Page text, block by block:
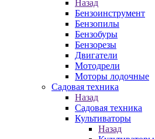
Назад
Бензоинструмент
Бензопилы
Бензобуры
Бензорезы
Двигатели
Мотодрели
Моторы лодочные
Садовая техника
Назад
Садовая техника
Культиваторы
Назад